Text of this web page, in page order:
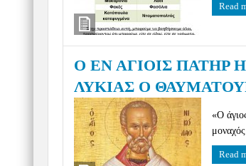
Read
Ο ΕΝ ΑΓΙΟΙΣ ΠΑΤΗΡ
ΛΥΚΙΑΣ Ο
«Ο
Read